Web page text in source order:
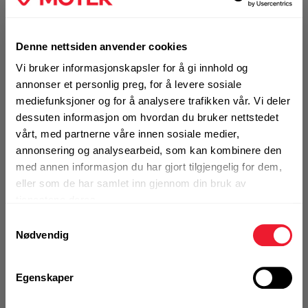
Denne nettsiden anvender cookies
Vi bruker informasjonskapsler for å gi innhold og
annonser et personlig preg, for å levere sosiale
mediefunksjoner og for å analysere trafikken vår. Vi deler
dessuten informasjon om hvordan du bruker nettstedet
vårt, med partnerne våre innen sosiale medier,
annonsering og analysearbeid, som kan kombinere den
med annen informasjon du har gjort tilgjengelig for dem,
eller som de har samlet inn gjennom din bruk av
Nødvendig
Egenskaper
Borforsenker Festool BSTA HS D
3,5 CE
På nettlager
Klikk & Hent i Motek Oslo - Brobekk + 25 andre
1 Stk
Alternativ pakning
Art.nr. 32492524